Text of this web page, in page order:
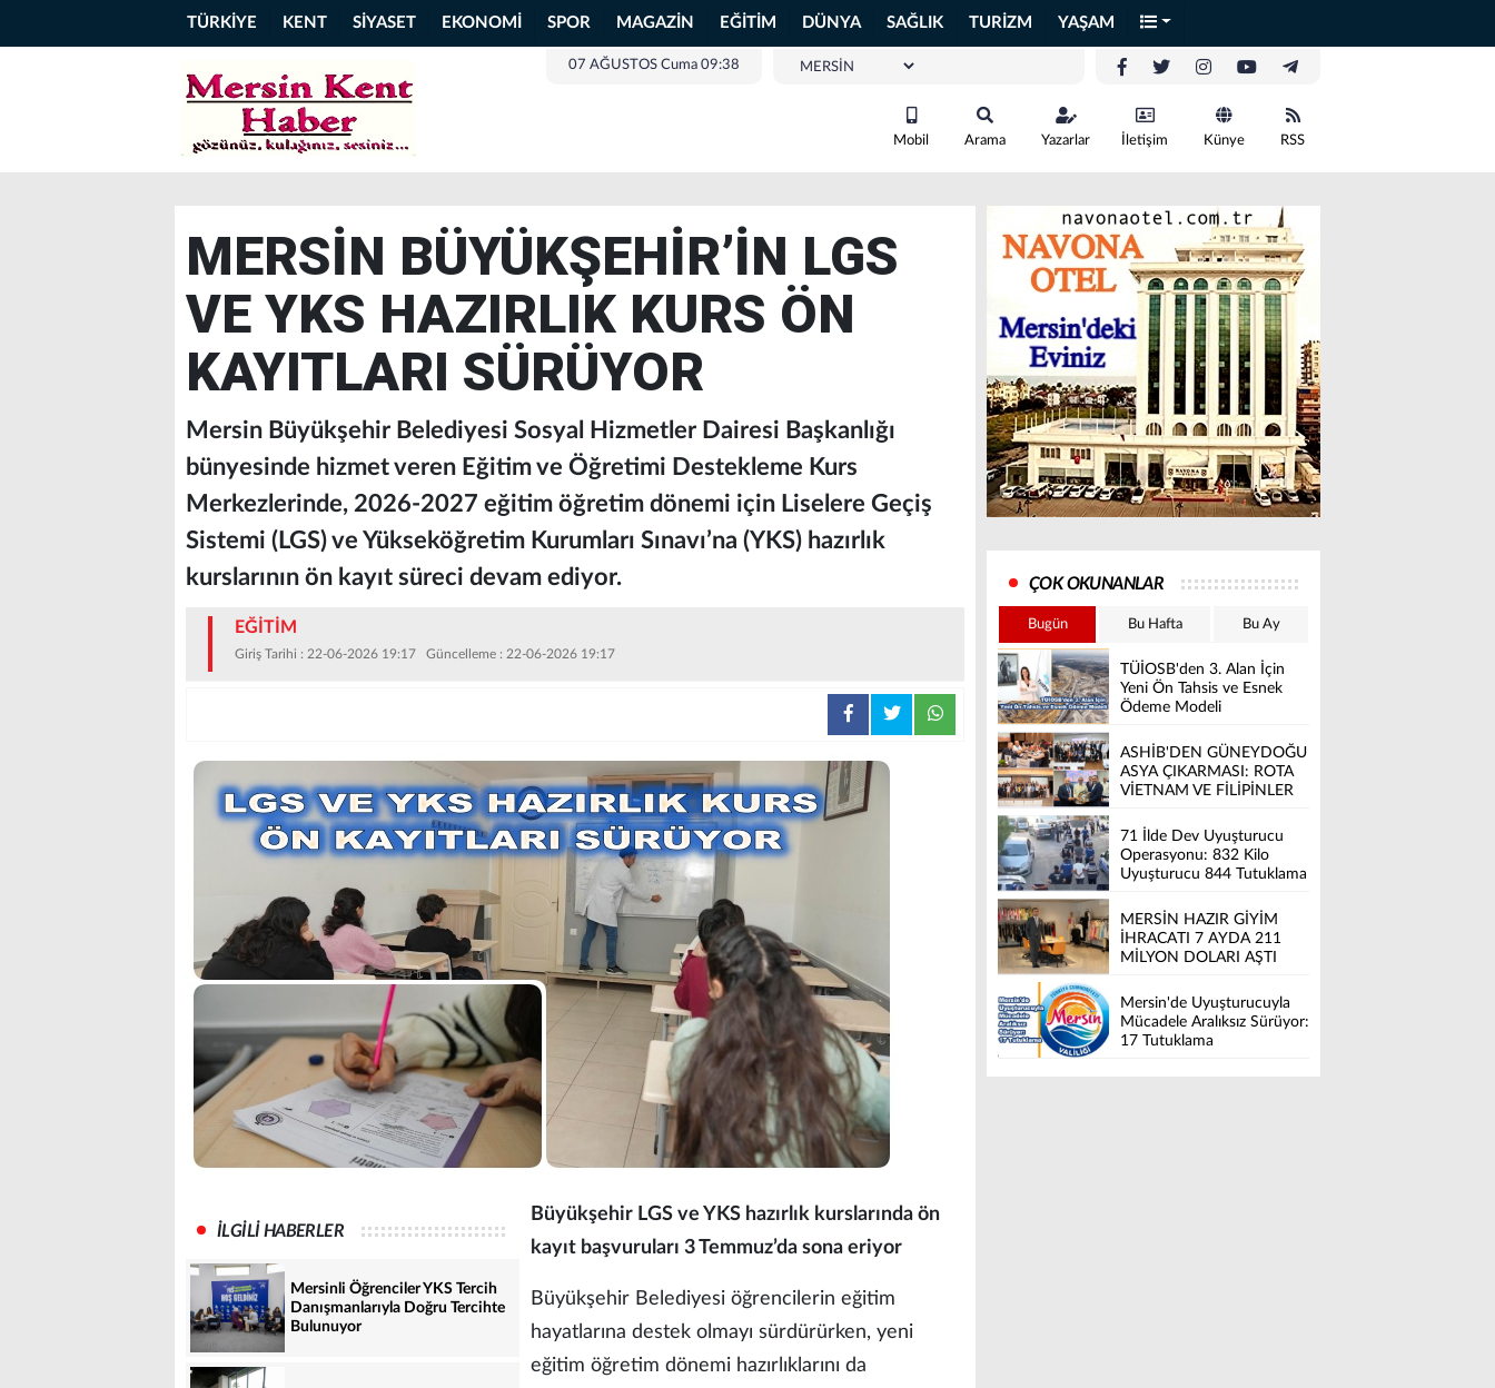
TÜRKİYE KENT SİYASET EKONOMİ SPOR MAGAZİN EĞİTİM DÜNYA SAĞLIK TURİZM YAŞAM
07 AĞUSTOS Cuma 09:38
Mobil Arama Yazarlar İletişim Künye RSS
MERSİN BÜYÜKŞEHİR’İN LGS
VE YKS HAZIRLIK KURS ÖN
KAYITLARI SÜRÜYOR
Mersin Büyükşehir Belediyesi Sosyal Hizmetler Dairesi Başkanlığı
bünyesinde hizmet veren Eğitim ve Öğretimi Destekleme Kurs
Merkezlerinde, 2026-2027 eğitim öğretim dönemi için Liselere Geçiş
Sistemi (LGS) ve Yükseköğretim Kurumları Sınavı’na (YKS) hazırlık
kurslarının ön kayıt süreci devam ediyor.
EĞİTİM
Giriş Tarihi : 22-06-2026 19:17 Güncelleme : 22-06-2026 19:17
İLGİLİ HABERLER
Mersinli Öğrenciler YKS Tercih
Danışmanlarıyla Doğru Tercihte
Bulunuyor
Büyükşehir LGS ve YKS hazırlık kurslarında ön
kayıt başvuruları 3 Temmuz’da sona eriyor
Büyükşehir Belediyesi öğrencilerin eğitim
hayatlarına destek olmayı sürdürürken, yeni
eğitim öğretim dönemi hazırlıklarını da
ÇOK OKUNANLAR
Bugün Bu Hafta Bu Ay
TÜİOSB'den 3. Alan İçin
Yeni Ön Tahsis ve Esnek
Ödeme Modeli
ASHİB'DEN GÜNEYDOĞU
ASYA ÇIKARMASI: ROTA
VİETNAM VE FİLİPİNLER
71 İlde Dev Uyuşturucu
Operasyonu: 832 Kilo
Uyuşturucu 844 Tutuklama
MERSİN HAZIR GİYİM
İHRACATI 7 AYDA 211
MİLYON DOLARI AŞTI
Mersin'de Uyuşturucuyla
Mücadele Aralıksız Sürüyor:
17 Tutuklama